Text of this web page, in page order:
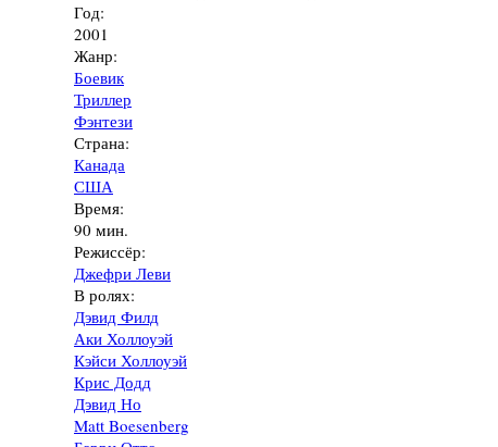
Год:
2001
Жанр:
Боевик
Триллер
Фэнтези
Страна:
Канада
США
Время:
90 мин.
Режиссёр:
Джефри Леви
В ролях:
Дэвид Филд
Аки Холлоуэй
Кэйси Холлоуэй
Крис Додд
Дэвид Но
Matt Boesenberg